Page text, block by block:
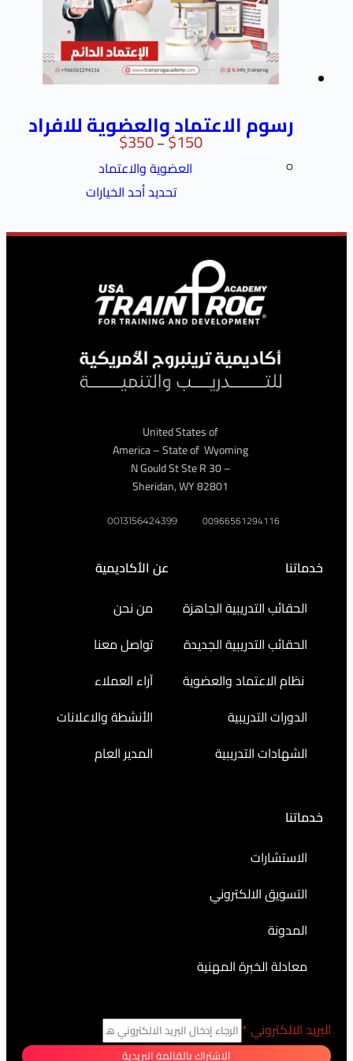
الاعتماد والعضوية للافراد
$150
$350
العضوية والاعتماد
تحديد أحد الخيارات
America – State of Wyoming
Sheridan, WY 82801
0013156424399
من نحن
تواصل معنا
آراء العملاء
الأنشطة والاعلانات
المدير العام
الجاهزة
الجديدة
والعضوية
التدريبية
الالكتروني
المهنية
*
الاشتراك بالقائمة البريدية